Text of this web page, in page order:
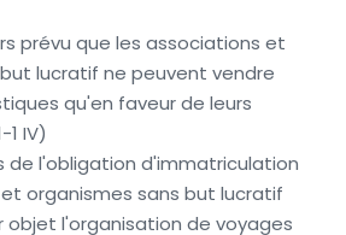
prévu que les associations et
lucratif ne peuvent vendre
qu'en faveur de leurs
1 IV)
de l'obligation d'immatriculation
organismes sans but lucratif
objet l'organisation de voyages